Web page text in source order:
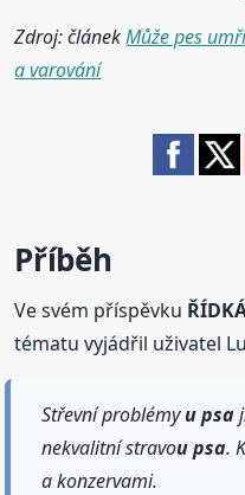
Zdroj: článekMůže pes
a varování
Příběh
Ve svém příspěvku
tématu vyjádřil uživatel
Střevní problémyu psa
nekvalitní stravou psa.
a konzervami.